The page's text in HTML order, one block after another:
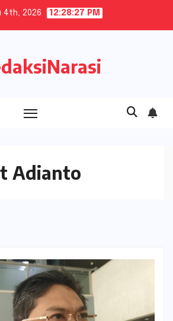
4th, 2026 12:28:27 PM
Adianto